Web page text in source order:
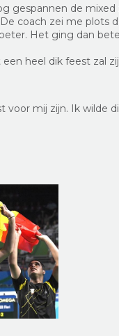
gespannen de mixed
coach zei me
Het ging dan
heel dik feest zal
voor mij zijn. Ik wilde